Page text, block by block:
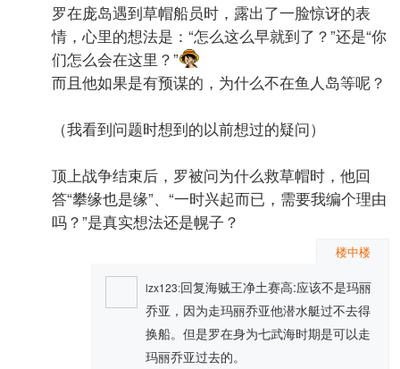
罗在庞岛遇到草帽船员时，露出了一脸惊讶的表
情，心里的想法是：“怎么这么早就到了？”还是“你
们怎么会在这里？”
而且他如果是有预谋的，为什么不在鱼人岛等呢？
（我看到问题时想到的以前想过的疑问）
顶上战争结束后，罗被问为什么救草帽时，他回
答“攀缘也是缘”、“一时兴起而已，需要我编个理由
吗？”是真实想法还是幌子？
楼中楼
lzx123:回复海贼王净土赛高:应该不是玛丽
乔亚，因为走玛丽乔亚他潜水艇过不去得
换船。但是罗在身为七武海时期是可以走
玛丽乔亚过去的。